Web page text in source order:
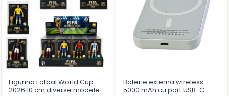
Figurina Fotbal World Cup
2026 10 cm diverse modele
Baterie externa wireless
5000 mAh cu port USB-C